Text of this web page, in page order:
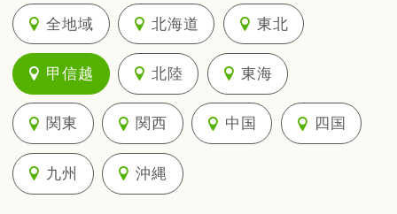
全地域 北海道 東北
甲信越 北陸 東海
関東 関西 中国 四国
九州 沖縄